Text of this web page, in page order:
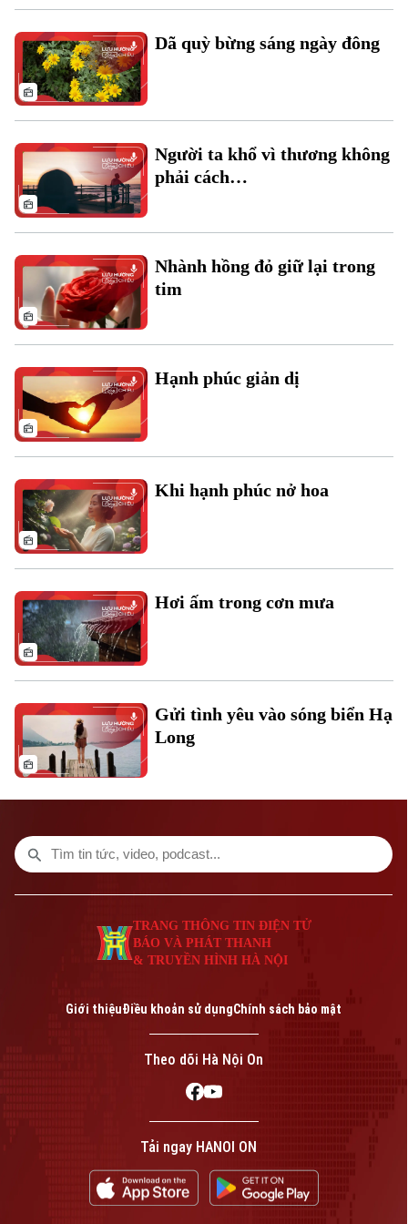
Theo dõi Hà Nội On
Liên hệ đường dây nóng (bấm để gọi)
Tòa soạn
0865.116.699 (hotline) 0865.116.699
phép số: Số 63/GP-TTDT, cấp ngày 10/05/2023
TRANG THÔNG TIN ĐIỆN TỬ
CỦA CƠ QUAN BÁO VÀ PHÁT THANH TRUYỀN HÌNH HÀ NỘI
Số 3-5 Huỳnh Thúc Kháng-Phường Láng-Hà Nội
Dã quỳ bừng sáng ngày đông
Người ta khổ vì thương không
phải cách…
Nhành hồng đỏ giữ lại trong
tim
Hạnh phúc giản dị
Khi hạnh phúc nở hoa
Hơi ấm trong cơn mưa
Gửi tình yêu vào sóng biển Hạ
Long
TRANG THÔNG TIN ĐIỆN TỬ
BÁO VÀ PHÁT THANH
& TRUYỀN HÌNH HÀ NỘI
Giới thiệuĐiều khoản sử dụngChính sách bảo mật
Theo dõi Hà Nội On
Tải ngay HANOI ON